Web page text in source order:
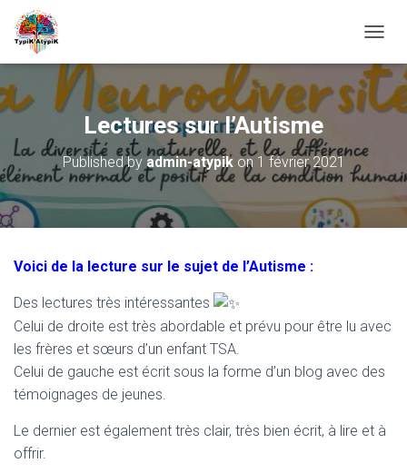
U
V
I
E
A
G
I
Lectures sur l’Autisme
Published by admin-atypikon 1 février 2021
Voici de la lecture sur le sujet de l’Autisme :
Des lectures très intéressantes
Celui de droite est très abordable et prévu pour être lu avec
les frères et sœurs d’un enfant TSA.
Celui de gauche est écrit sous la forme d’un blog avec des
témoignages de jeunes.
Le dernier est également très clair, très bien écrit, à lire et à
offrir.